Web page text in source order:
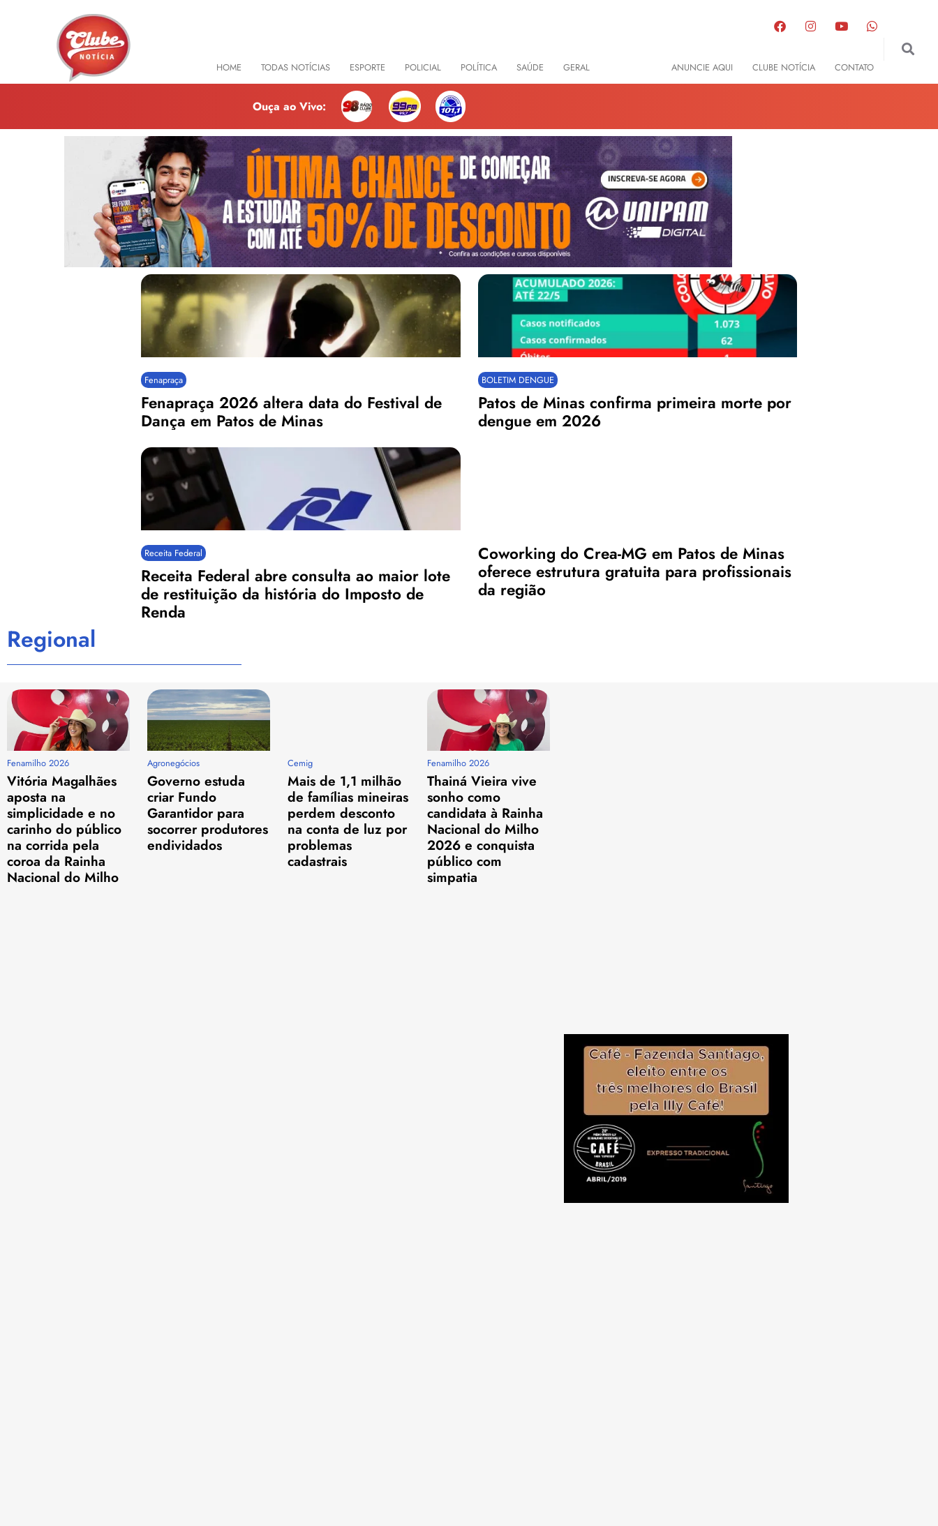
HOME TODAS NOTÍCIAS ESPORTE POLICIAL POLÍTICA SAÚDE GERAL ANUNCIE AQUI CLUBE NOTÍCIA CONTATO
Ouça ao Vivo:
Fenapraça
Fenapraça 2026 altera data do Festival de
Dança em Patos de Minas
BOLETIM DENGUE
Patos de Minas confirma primeira morte por
dengue em 2026
Receita Federal
Receita Federal abre consulta ao maior lote
de restituição da história do Imposto de
Renda
Coworking do Crea-MG em Patos de Minas
oferece estrutura gratuita para profissionais
da região
Regional
Fenamilho 2026
Vitória Magalhães
aposta na
simplicidade e no
carinho do público
na corrida pela
coroa da Rainha
Nacional do Milho
Agronegócios
Governo estuda
criar Fundo
Garantidor para
socorrer produtores
endividados
Cemig
Mais de 1,1 milhão
de famílias mineiras
perdem desconto
na conta de luz por
problemas
cadastrais
Fenamilho 2026
Thainá Vieira vive
sonho como
candidata à Rainha
Nacional do Milho
2026 e conquista
público com
simpatia